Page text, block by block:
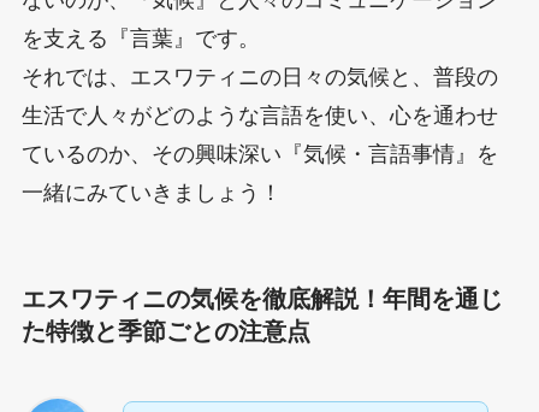
を支える『言葉』です。
それでは、エスワティニの日々の気候と、普段の
生活で人々がどのような言語を使い、心を通わせ
ているのか、その興味深い『気候・言語事情』を
一緒にみていきましょう！
エスワティニの気候を徹底解説！ 年間を通じ
た特徴と季節ごとの注意点